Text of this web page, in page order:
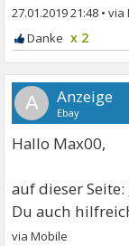
27.01.2019 21:48 •
x 2
A
Hallo Max00,